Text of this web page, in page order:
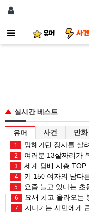
유머 사건
실시간 베스트
유머 사건 만화
1 망해가던 장사를 살려
2 여러분 13살짜리가 복
3 세계 담배 시총 TOP
4 키 150 여자의 남다
5 요즘 늘고 있다는 초
6 요새 치고 올라오는
7 지나가는 시민에게